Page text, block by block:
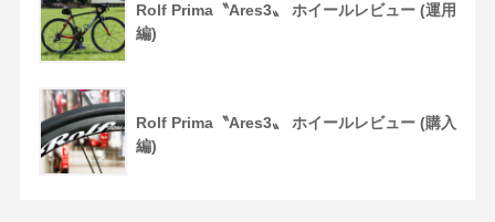
Rolf Prima〝Ares3〟 ホイールレビュー (運用
編)
Rolf Prima〝Ares3〟 ホイールレビュー (購入
編)